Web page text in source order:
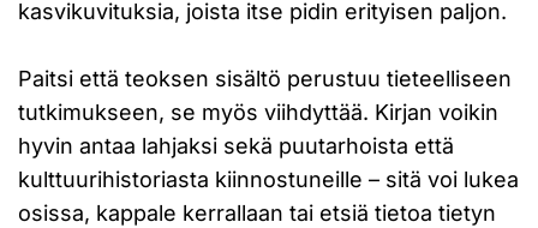
kasvikuvituksia, joista itse pidin erityisen paljon.
Paitsi että teoksen sisältö perustuu tieteelliseen
tutkimukseen, se myös viihdyttää. Kirjan voikin
hyvin antaa lahjaksi sekä puutarhoista että
kulttuurihistoriasta kiinnostuneille – sitä voi lukea
osissa, kappale kerrallaan tai etsiä tietoa tietyn